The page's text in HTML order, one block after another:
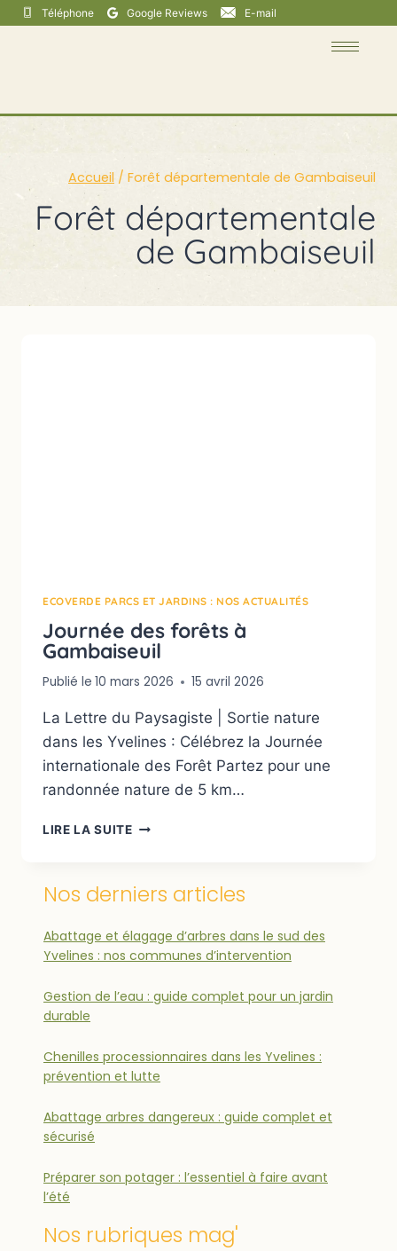
Téléphone Google Reviews E-mail
Accueil / Forêt départementale de Gambaiseuil
Forêt départementale
de Gambaiseuil
ECOVERDE PARCS ET JARDINS : NOS ACTUALITÉS
Journée des forêts à
Gambaiseuil
Publié le 10 mars 2026 15 avril 2026
La Lettre du Paysagiste | Sortie nature
dans les Yvelines : Célébrez la Journée
internationale des Forêt Partez pour une
randonnée nature de 5 km…
LIRE LA SUITE
Nos derniers articles
Abattage et élagage d’arbres dans le sud des
Yvelines : nos communes d’intervention
Gestion de l’eau : guide complet pour un jardin
durable
Chenilles processionnaires dans les Yvelines :
prévention et lutte
Abattage arbres dangereux : guide complet et
sécurisé
Préparer son potager : l’essentiel à faire avant
l’été
Nos rubriques mag'